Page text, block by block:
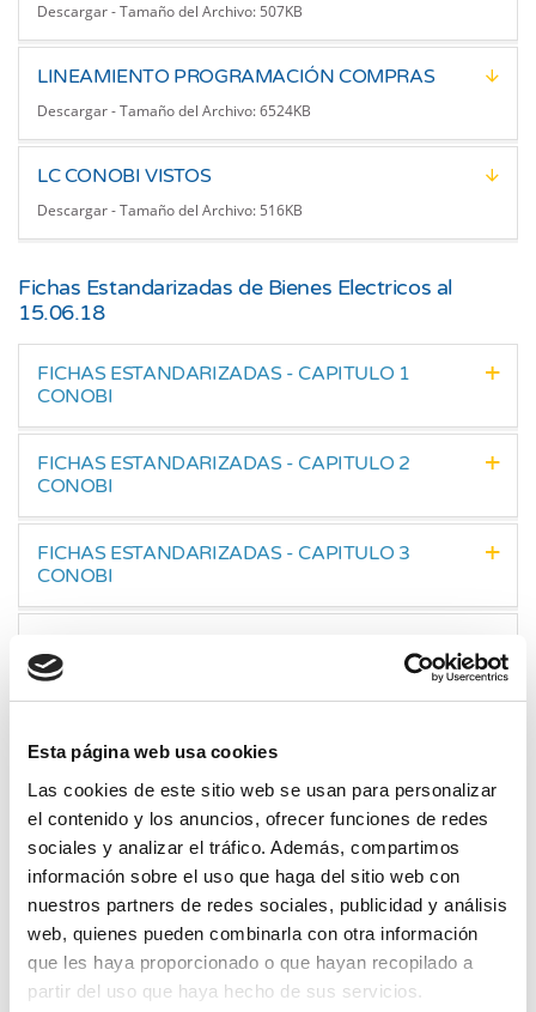
Esta página web usa cookies
Las cookies de este sitio web se usan para personalizar
el contenido y los anuncios, ofrecer funciones de redes
sociales y analizar el tráfico. Además, compartimos
información sobre el uso que haga del sitio web con
nuestros partners de redes sociales, publicidad y análisis
web, quienes pueden combinarla con otra información
que les haya proporcionado o que hayan recopilado a
partir del uso que haya hecho de sus servicios.
Descargar - Tamaño del Archivo: 507KB
LINEAMIENTO PROGRAMACIÓN COMPRAS
Descargar - Tamaño del Archivo: 6524KB
LC CONOBI VISTOS
Descargar - Tamaño del Archivo: 516KB
Fichas Estandarizadas de Bienes Electricos al
15.06.18
FICHAS ESTANDARIZADAS - CAPITULO 1
CONOBI
FICHAS ESTANDARIZADAS - CAPITULO 2
CONOBI
FICHAS ESTANDARIZADAS - CAPITULO 3
CONOBI
CONOBI
Contenidos
Registro de Visitas
Responsabilidad Social
Bono Electricidad